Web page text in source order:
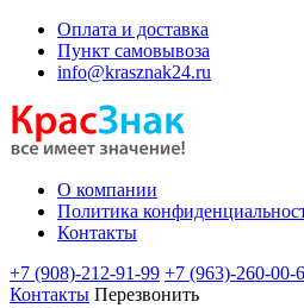
Оплата и доставка
Пункт самовывоза
info@krasznak24.ru
О компании
Политика
Контакты
+7 (908)-212-91-99 +7 (963)-260-00-
Контакты Перезвонить